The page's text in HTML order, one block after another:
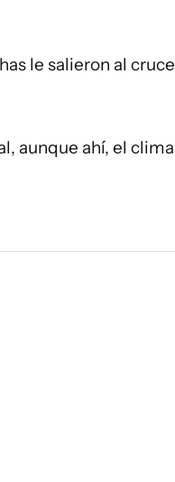
le salieron al cruce
aunque ahí, el clima